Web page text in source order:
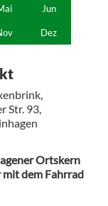
Jun
Dez
Str. 93,
Ortskern
mit dem Fahrrad